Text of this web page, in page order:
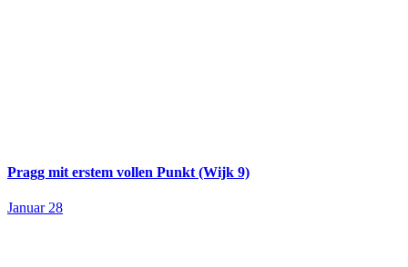
Pragg mit erstem vollen Punkt (Wijk 9)
Januar 28